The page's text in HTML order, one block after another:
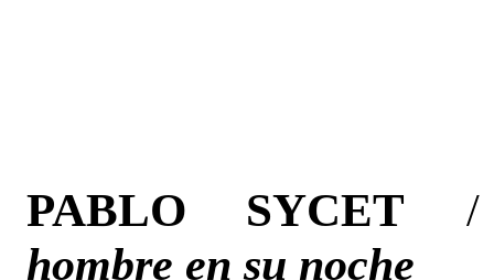
PABLO SYCET
hombre en su noche